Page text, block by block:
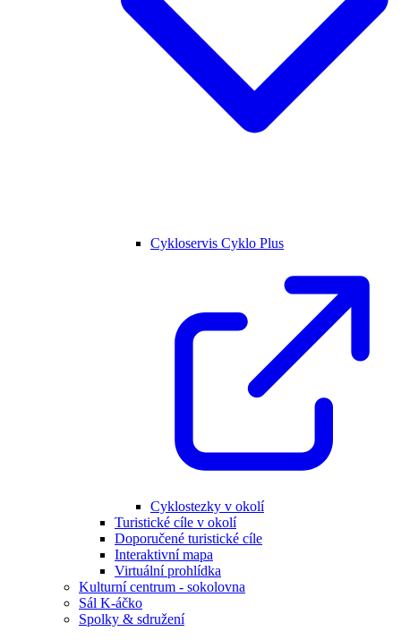
Cykloservis Cyklo Plus
Cyklostezky v okolí
Turistické cíle v okolí
Doporučené turistické cíle
Interaktivní mapa
Virtuální prohlídka
Kulturní centrum - sokolovna
Sál K-áčko
Spolky & sdružení